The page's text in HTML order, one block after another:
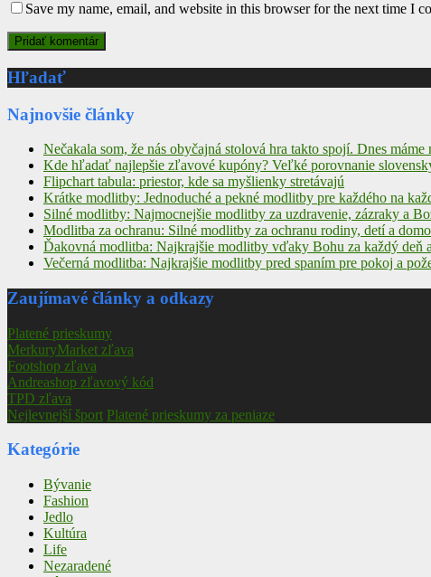
Save my name, email, and website in this browser for the next time I
Hľadať
Najnovšie články
Nečakala som, že nás obyčajná stolová hra takto spojí. Dnes máme
Kde hľadať najlepšie zľavové kupóny? Veľké porovnanie
Flipchart tabula: priestor, kde sa myšlienky stretávajú
Krátke modlitby: Jednoduché a pekné modlitby pre každého na
Silné modlitby: Najmocnejšie modlitby za uzdravenie, zázraky a
Modlitba za ochranu: Silné modlitby za ochranu rodiny, detí a
Ďakovná modlitba: Najkrajšie modlitby vďaky Bohu za každý deň
Večerná modlitba: Najkrajšie modlitby pred spaním pre pokoj a
Zaujímavé články a odkazy
Platené prieskumy
MerkuryMarket zľava
Footshop zľava
Andreashop zľavový kód
TPD zľava
Nejlevnejší šport Platené prieskumy za peniaze
Kategórie
Bývanie
Fashion
Jedlo
Kultúra
Life
Nezaradené